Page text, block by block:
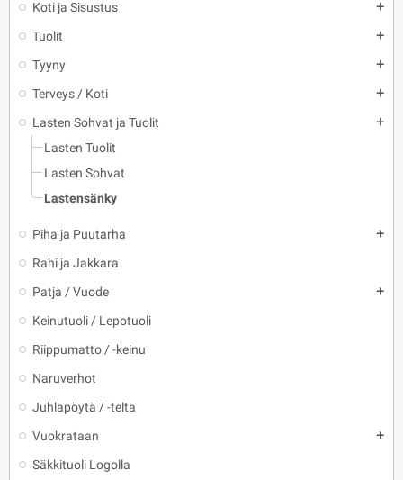
Koti ja Sisustus add
Tuolit add
Tyyny add
Terveys / Koti add
Lasten Sohvat ja Tuolit add
Lasten Tuolit
Lasten Sohvat
Lastensänky
Piha ja Puutarha add
Rahi ja Jakkara
Patja / Vuode
add
Keinutuoli / Lepotuoli
Riippumatto / -keinu
Naruverhot
Juhlapöytä / -telta
Vuokrataan
add
Säkkituoli Logolla